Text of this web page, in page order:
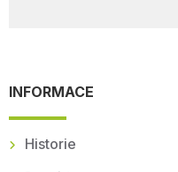
INFORMACE
Historie